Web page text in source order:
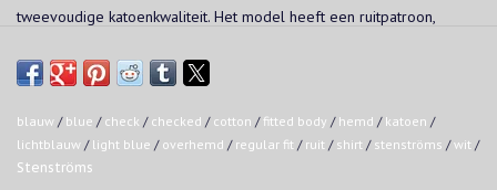
tweevoudige katoenkwaliteit. Het model heeft een ruitpatroon,
Pasvorm:
Kwaliteit:
Twofold stretch cotton
blauw / blue / check / checked / cotton /fitted body / hemd / katoen /
lichtblauw / light blue / overhemd / regular fit / ruit / shirt / stenströms /wit /
Stenströms